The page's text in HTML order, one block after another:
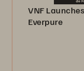
VNF
Everpure